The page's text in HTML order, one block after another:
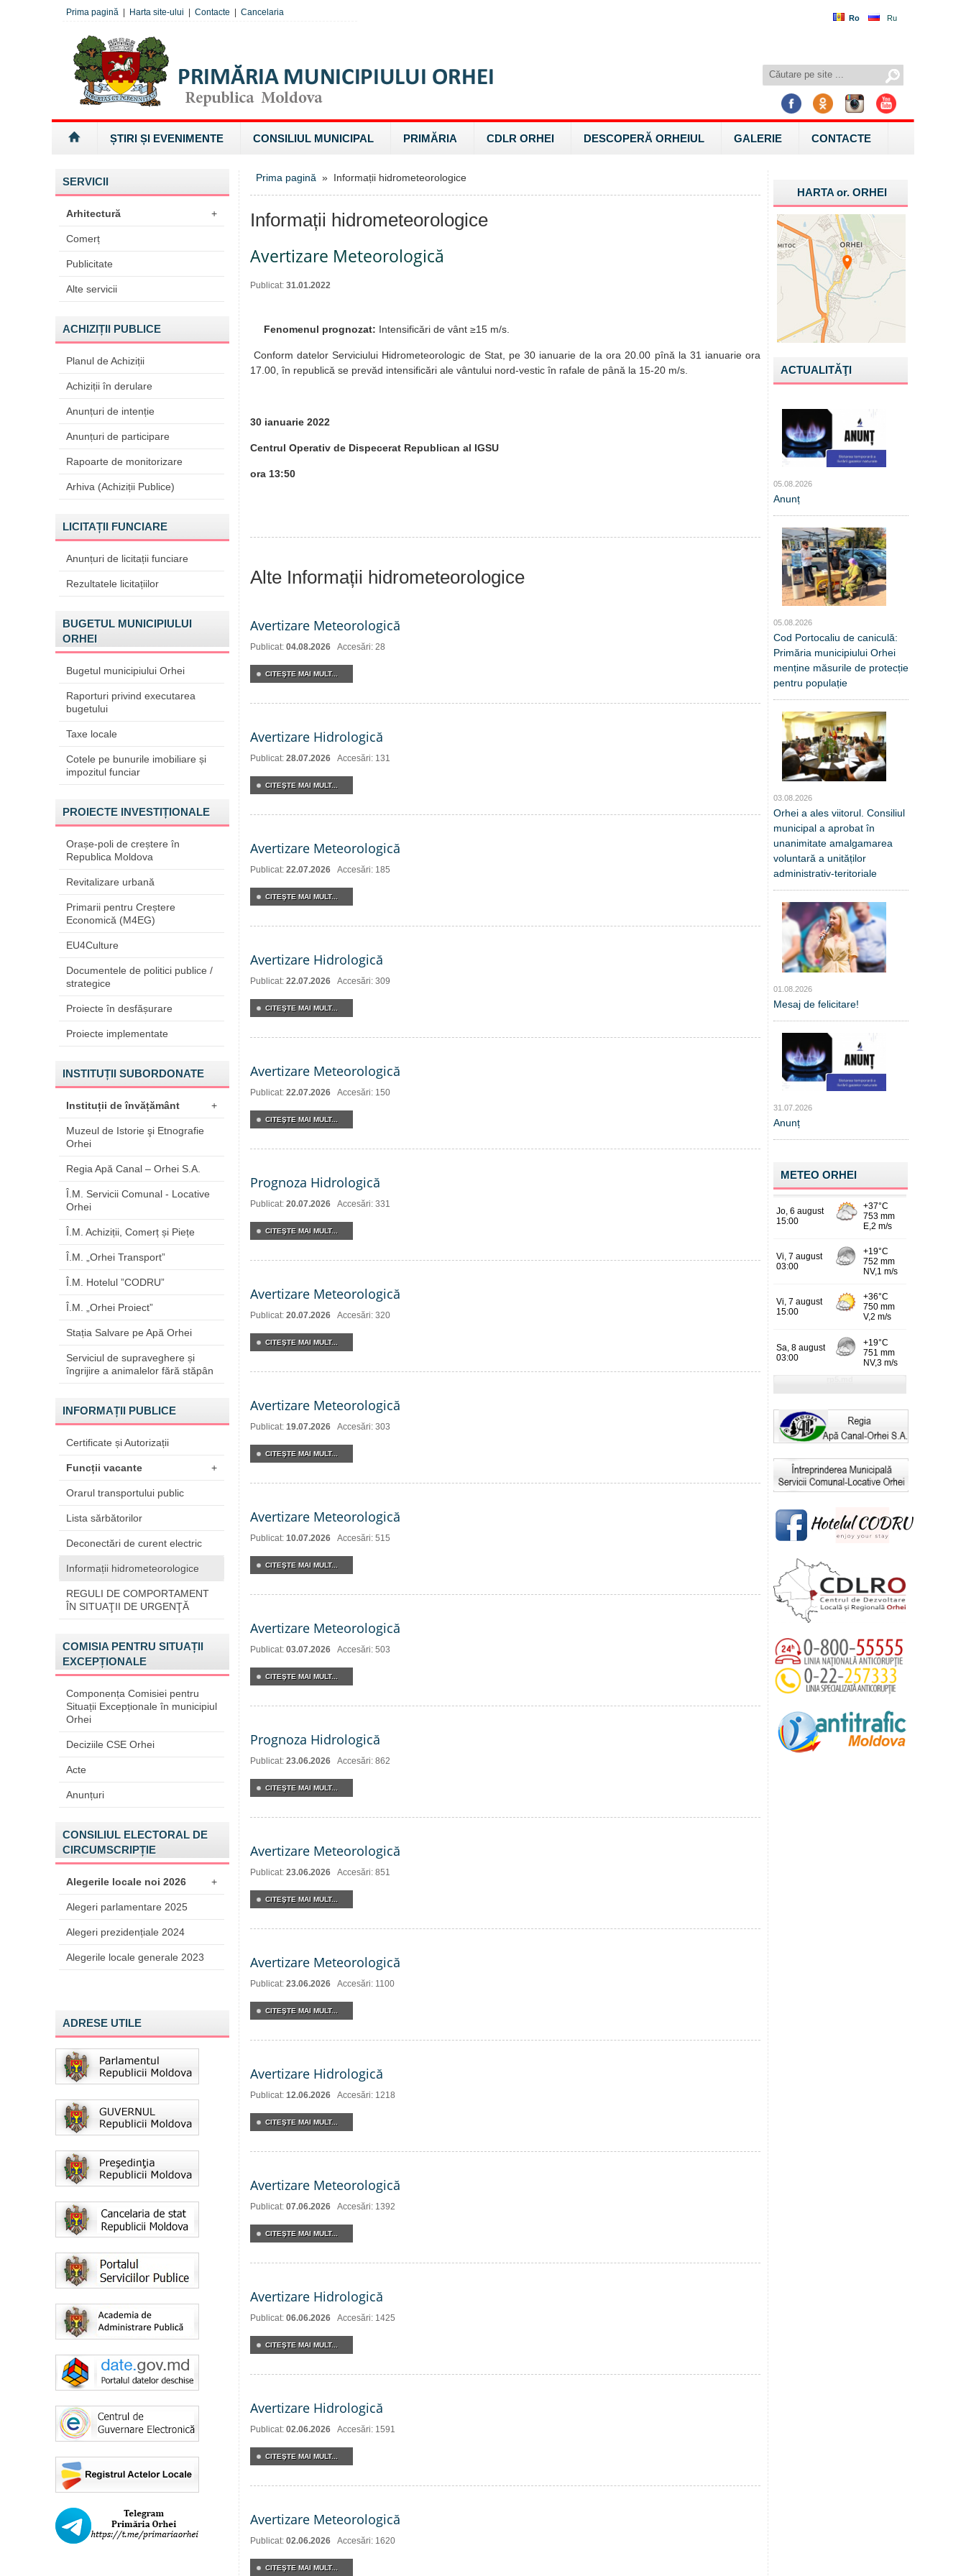
Ro Ru
Prima pagină Harta site-ului Contacte Cancelaria
ȘTIRI ȘI EVENIMENTE CONSILIUL MUNICIPAL PRIMĂRIA CDLR ORHEI DESCOPERĂ ORHEIUL GALERIE CONTACTE
SERVICII
Arhitectură +
Comerț
Publicitate
Alte servicii
ACHIZIȚII PUBLICE
Planul de Achiziții
Achiziții în derulare
Anunțuri de intenție
Anunțuri de participare
Rapoarte de monitorizare
Arhiva (Achiziții Publice)
LICITAȚII FUNCIARE
Anunțuri de licitații funciare
Rezultatele licitațiilor
BUGETUL MUNICIPIULUI
ORHEI
Bugetul municipiului Orhei
Raporturi privind executarea
bugetului
Taxe locale
Cotele pe bunurile imobiliare și
impozitul funciar
PROIECTE INVESTIȚIONALE
Orașe-poli de creștere în
Republica Moldova
Revitalizare urbană
Primarii pentru Creștere
Economică (M4EG)
EU4Culture
Documentele de politici publice /
strategice
Proiecte în desfășurare
Proiecte implementate
INSTITUȚII SUBORDONATE
Instituții de învățământ +
Muzeul de Istorie şi Etnografie
Orhei
Regia Apă Canal – Orhei S.A.
Î.M. Servicii Comunal - Locative
Orhei
Î.M. Achiziții, Comerț și Piețe
Î.M. „Orhei Transport”
Î.M. Hotelul ”CODRU”
Î.M. „Orhei Proiect”
Stația Salvare pe Apă Orhei
Serviciul de supraveghere și
îngrijire a animalelor fără stăpân
INFORMAȚII PUBLICE
Certificate și Autorizații
Funcții vacante +
Orarul transportului public
Lista sărbătorilor
Deconectări de curent electric
Informații hidrometeorologice
REGULI DE COMPORTAMENT
ÎN SITUAŢII DE URGENŢĂ
COMISIA PENTRU SITUAȚII
EXCEPȚIONALE
Componența Comisiei pentru
Situații Excepționale în municipiul
Orhei
Deciziile CSE Orhei
Acte
Anunțuri
CONSILIUL ELECTORAL DE
CIRCUMSCRIPȚIE
Alegerile locale noi 2026 +
Alegeri parlamentare 2025
Alegeri prezidențiale 2024
Alegerile locale generale 2023
ADRESE UTILE
Prima pagină » Informații hidrometeorologice
Informații hidrometeorologice
Avertizare Meteorologică
Publicat: 31.01.2022
Fenomenul prognozat: Intensificări de vânt ≥15 m/s.
Conform datelor Serviciului Hidrometeorologic de Stat, pe 30 ianuarie de la ora 20.00 pînă la 31 ianuarie ora
17.00, în republică se prevăd intensificări ale vântului nord-vestic în rafale de până la 15-20 m/s.
30 ianuarie 2022
Centrul Operativ de Dispecerat Republican al IGSU
ora 13:50
Alte Informații hidrometeorologice
Avertizare Meteorologică
Publicat: 04.08.2026 Accesări: 28
CITEŞTE MAI MULT...
Avertizare Hidrologică
Publicat: 28.07.2026 Accesări: 131
CITEŞTE MAI MULT...
Avertizare Meteorologică
Publicat: 22.07.2026 Accesări: 185
CITEŞTE MAI MULT...
Avertizare Hidrologică
Publicat: 22.07.2026 Accesări: 309
CITEŞTE MAI MULT...
Avertizare Meteorologică
Publicat: 22.07.2026 Accesări: 150
CITEŞTE MAI MULT...
Prognoza Hidrologică
Publicat: 20.07.2026 Accesări: 331
CITEŞTE MAI MULT...
Avertizare Meteorologică
Publicat: 20.07.2026 Accesări: 320
CITEŞTE MAI MULT...
Avertizare Meteorologică
Publicat: 19.07.2026 Accesări: 303
CITEŞTE MAI MULT...
Avertizare Meteorologică
Publicat: 10.07.2026 Accesări: 515
CITEŞTE MAI MULT...
Avertizare Meteorologică
Publicat: 03.07.2026 Accesări: 503
CITEŞTE MAI MULT...
Prognoza Hidrologică
Publicat: 23.06.2026 Accesări: 862
CITEŞTE MAI MULT...
Avertizare Meteorologică
Publicat: 23.06.2026 Accesări: 851
CITEŞTE MAI MULT...
Avertizare Meteorologică
Publicat: 23.06.2026 Accesări: 1100
CITEŞTE MAI MULT...
Avertizare Hidrologică
Publicat: 12.06.2026 Accesări: 1218
CITEŞTE MAI MULT...
Avertizare Meteorologică
Publicat: 07.06.2026 Accesări: 1392
CITEŞTE MAI MULT...
Avertizare Hidrologică
Publicat: 06.06.2026 Accesări: 1425
CITEŞTE MAI MULT...
Avertizare Hidrologică
Publicat: 02.06.2026 Accesări: 1591
CITEŞTE MAI MULT...
Avertizare Meteorologică
Publicat: 02.06.2026 Accesări: 1620
CITEŞTE MAI MULT...
HARTA or.ORHEI
ACTUALITĂŢI
05.08.2026
Anunț
05.08.2026
Cod Portocaliu de caniculă:
Primăria municipiului Orhei
menține măsurile de protecție
pentru populație
03.08.2026
Orhei a ales viitorul. Consiliul
municipal a aprobat în
unanimitate amalgamarea
voluntară a unităților
administrativ-teritoriale
01.08.2026
Mesaj de felicitare!
31.07.2026
Anunț
METEO ORHEI